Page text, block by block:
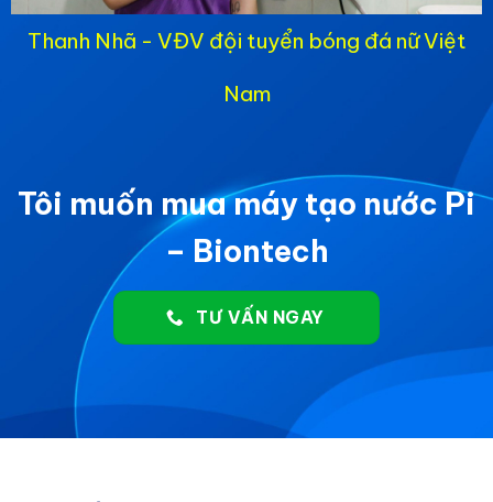
Thanh Nhã - VĐV đội tuyển bóng đá nữ Việt
Nam
Tôi muốn mua máy tạo nước Pi
– Biontech
TƯ VẤN NGAY